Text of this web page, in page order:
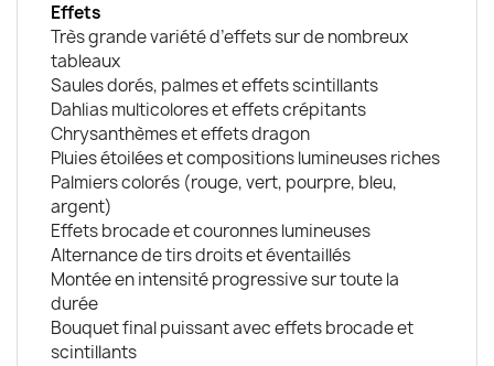
Effets
Très grande variété d’effets sur de nombreux
tableaux
Saules dorés, palmes et effets scintillants
Dahlias multicolores et effets crépitants
Chrysanthèmes et effets dragon
Pluies étoilées et compositions lumineuses riches
Palmiers colorés (rouge, vert, pourpre, bleu,
argent)
Effets brocade et couronnes lumineuses
Alternance de tirs droits et éventaillés
Montée en intensité progressive sur toute la
durée
Bouquet final puissant avec effets brocade et
scintillants